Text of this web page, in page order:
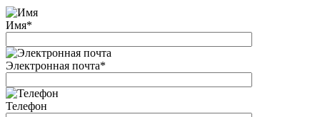
Имя*
Электронная почта*
Телефон